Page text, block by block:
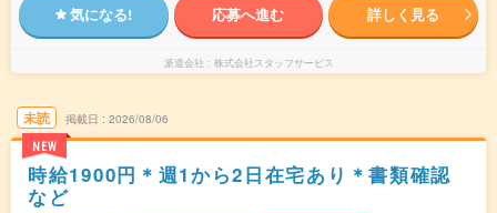
気になる! 応募へ進む 詳しく見る
派遣会社 株式会社スタッフサービス
未読
NEW
掲載日 2026/08/06
時給1900円＊週1から2日在宅あり＊書類確認
など